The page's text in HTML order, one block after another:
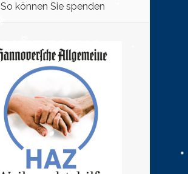
So können Sie spenden